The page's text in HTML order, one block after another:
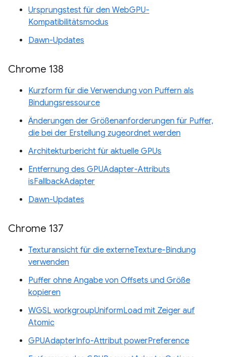
Ursprungstest für den WebGPU-
Kompatibilitätsmodus
Dawn-Updates
Chrome 138
Kurzform für die Verwendung von Puffern als
Bindungsressource
Änderungen der Größenanforderungen für Puffer,
die bei der Erstellung zugeordnet werden
Architekturbericht für aktuelle GPUs
Entfernung des GPUAdapter-Attributs
isFallbackAdapter
Dawn-Updates
Chrome 137
Texturansicht für die externeTexture-Bindung
verwenden
Puffer ohne Angabe von Offsets und Größe
kopieren
WGSL workgroupUniformLoad mit Zeiger auf
Atomic
GPUAdapterInfo-Attribut powerPreference